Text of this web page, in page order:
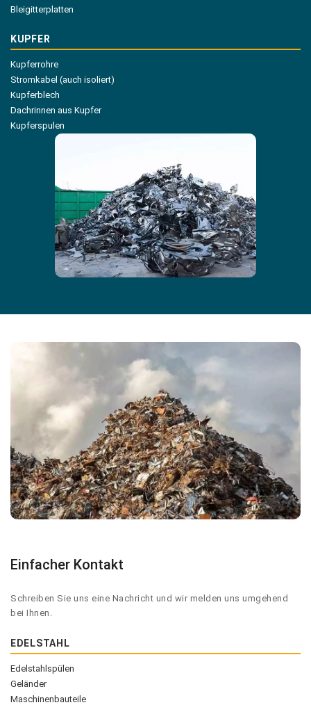
Bleigitterplatten
KUPFER
Kupferrohre
Stromkabel (auch isoliert)
Kupferblech
Dachrinnen aus Kupfer
Kupferspulen
Einfacher Kontakt
Schreiben Sie uns eine Nachricht und wir melden uns umgehend
bei Ihnen.
EDELSTAHL
Edelstahlspülen
Geländer
Maschinenbauteile